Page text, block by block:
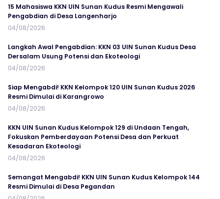
15 Mahasiswa KKN UIN Sunan Kudus Resmi Mengawali
Pengabdian di Desa Langenharjo
04/08/2026
Langkah Awal Pengabdian: KKN 03 UIN Sunan Kudus Desa
Dersalam Usung Potensi dan Ekoteologi
04/08/2026
Siap Mengabdi! KKN Kelompok 120 UIN Sunan Kudus 2026
Resmi Dimulai di Karangrowo
04/08/2026
KKN UIN Sunan Kudus Kelompok 129 di Undaan Tengah,
Fokuskan Pemberdayaan Potensi Desa dan Perkuat
Kesadaran Ekoteologi
04/08/2026
Semangat Mengabdi! KKN UIN Sunan Kudus Kelompok 144
Resmi Dimulai di Desa Pegandan